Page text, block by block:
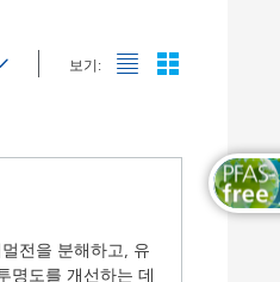
보기:
전을 분해하고, 유
명도를 개선하는 데